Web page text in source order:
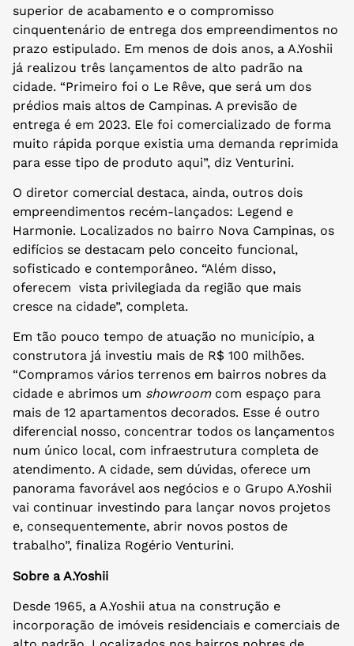
superior de acabamento e o compromisso
cinquentenário de entrega dos empreendimentos no
prazo estipulado. Em menos de dois anos, a A.Yoshii
já realizou três lançamentos de alto padrão na
cidade. “Primeiro foi o Le Rêve, que será um dos
prédios mais altos de Campinas. A previsão de
entrega é em 2023. Ele foi comercializado de forma
muito rápida porque existia uma demanda reprimida
para esse tipo de produto aqui”, diz Venturini.
O diretor comercial destaca, ainda, outros dois
empreendimentos recém-lançados: Legend e
Harmonie. Localizados no bairro Nova Campinas, os
edifícios se destacam pelo conceito funcional,
sofisticado e contemporâneo. “Além disso,
oferecem vista privilegiada da região que mais
cresce na cidade”, completa.
Em tão pouco tempo de atuação no município, a
construtora já investiu mais de R$ 100 milhões.
“Compramos vários terrenos em bairros nobres da
cidade e abrimos um showroom com espaço para
mais de 12 apartamentos decorados. Esse é outro
diferencial nosso, concentrar todos os lançamentos
num único local, com infraestrutura completa de
atendimento. A cidade, sem dúvidas, oferece um
panorama favorável aos negócios e o Grupo A.Yoshii
vai continuar investindo para lançar novos projetos
e, consequentemente, abrir novos postos de
trabalho”, finaliza Rogério Venturini.
Sobre a A.Yoshii
Desde 1965, a A.Yoshii atua na construção e
incorporação de imóveis residenciais e comerciais de